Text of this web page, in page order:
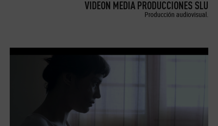
VIDEON MEDIA PRODUCCIONES SLU
Producción audiovisual.